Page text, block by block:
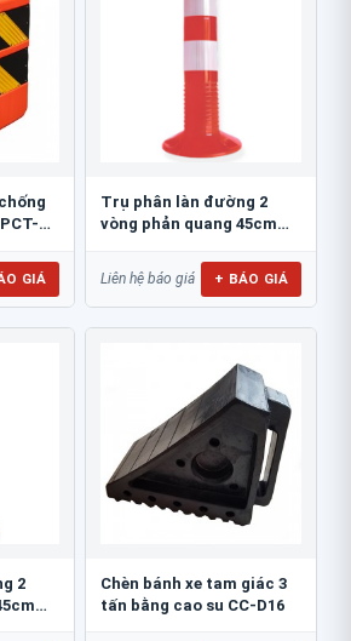
GIÁ
Trụ phân làn đường 2
vòng phản quang 45cm
Liên hệ báo giá + BÁO GIÁ
2
Chèn bánh xe tam giác 3
tấn bằng cao su CC-D16